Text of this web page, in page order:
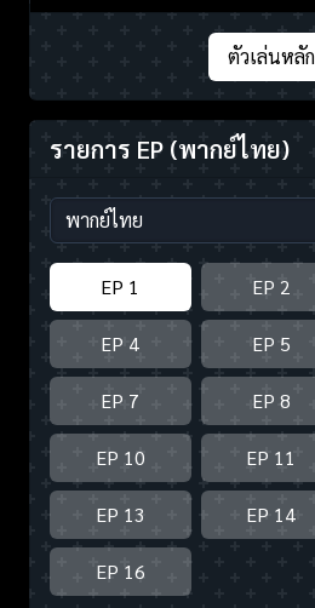
ตัวเล่นหลัก
รายการ EP (พากย์ไทย)
EP 1 EP 2
EP 4 EP 5
EP 7 EP 8
EP 10 EP 11
EP 13 EP 14
EP 16